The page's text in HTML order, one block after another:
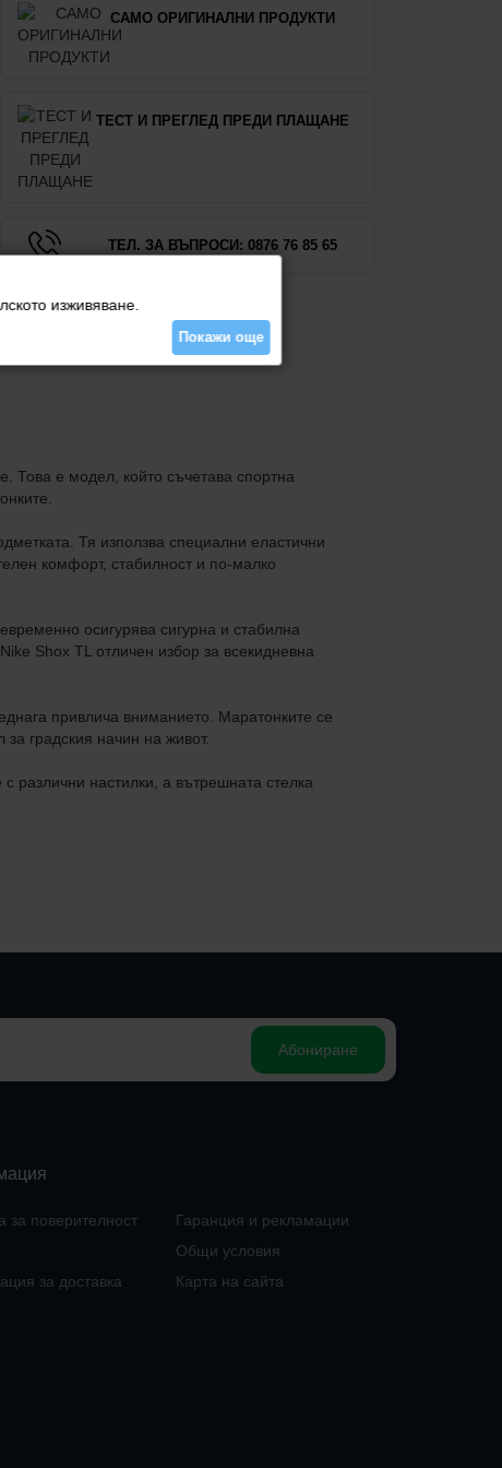
САМО ОРИГИНАЛНИ ПРОДУКТИ
ТЕСТ И ПРЕГЛЕД ПРЕДИ ПЛАЩАНЕ
ТЕЛ. ЗА ВЪПРОСИ: 0876 76 85 65
Това е модел, който съчетава спортна
Тя използва специални еластични
комфорт, стабилност и по-малко
осигурява сигурна и стабилна
Shox TL отличен избор за всекидневна
привлича вниманието. Маратонките се
градския начин на живот.
различни настилки, а вътрешната стелка
Абониране
за поверителност
за доставка
Гаранция и рекламации
Общи условия
Карта на сайта
изживяване.
Покажи още